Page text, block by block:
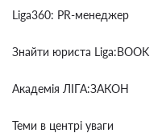
Liga360: PR-менеджер
Знайти юриста Liga:BOOK
Академія ЛІГА:ЗАКОН
Теми в центрі уваги